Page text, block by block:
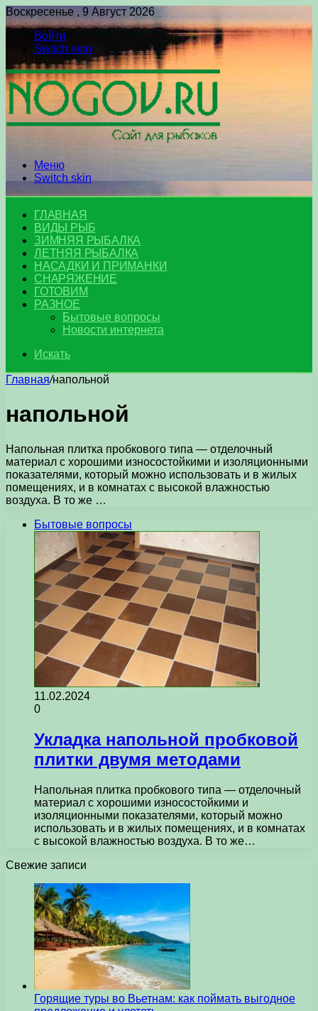
Воскресенье , 9 Август 2026
Войти
Switch skin
Меню
Switch skin
ГЛАВНАЯ
ВИДЫ РЫБ
ЗИМНЯЯ РЫБАЛКА
ЛЕТНЯЯ РЫБАЛКА
НАСАДКИ И ПРИМАНКИ
СНАРЯЖЕНИЕ
ГОТОВИМ
РАЗНОЕ
Бытовые вопросы
Новости интернета
Искать
Главная/напольной
напольной
Напольная плитка пробкового типа — отделочный
материал с хорошими износостойкими и изоляционными
показателями, который можно использовать и в жилых
помещениях, и в комнатах с высокой влажностью
воздуха. В то же …
Бытовые вопросы
11.02.2024
0
Укладка напольной пробковой
плитки двумя методами
Напольная плитка пробкового типа — отделочный
материал с хорошими износостойкими и
изоляционными показателями, который можно
использовать и в жилых помещениях, и в комнатах
с высокой влажностью воздуха. В то же…
Свежие записи
Горящие туры во Вьетнам: как поймать выгодное